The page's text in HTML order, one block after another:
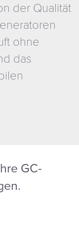
der Qualität
ohne
das
GC-